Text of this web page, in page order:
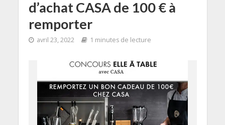
d’achat CASA de 100 € à
remporter
avril 23, 2022 1 minutes de lecture